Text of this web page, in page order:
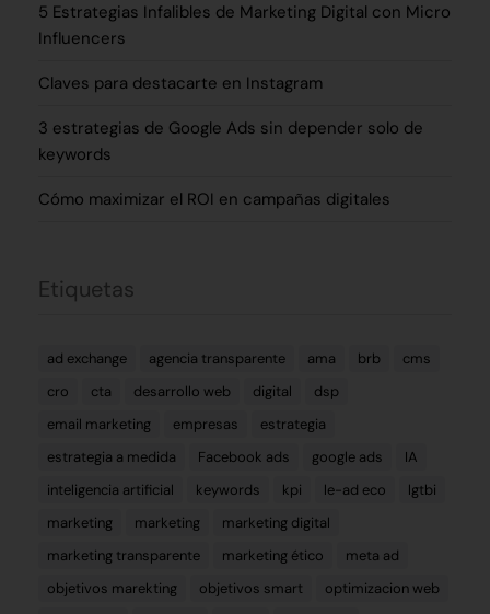
5 Estrategias Infalibles de Marketing Digital con Micro
Influencers
Claves para destacarte en Instagram
3 estrategias de Google Ads sin depender solo de
keywords
Cómo maximizar el ROI en campañas digitales
Etiquetas
ad exchange agencia transparente ama brb
cms
cro
cta desarrollo web digital
dsp
email marketing
empresas
estrategia
estrategia a medida
Facebook ads google ads
IA
inteligencia artificial
keywords kpi le-ad eco
lgtbi
marketing
marketing
marketing digital
marketing transparente
marketing ético
meta ad
objetivos marekting
objetivos smart
optimizacion web